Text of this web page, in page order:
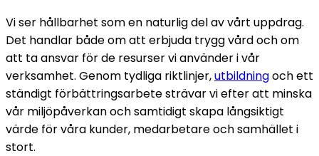
Vi ser hållbarhet som en naturlig del av vårt uppdrag.
Det handlar både om att erbjuda trygg vård och om
att ta ansvar för de resurser vi använder i vår
verksamhet. Genom tydliga riktlinjer, utbildning och ett
ständigt förbättringsarbete strävar vi efter att minska
vår miljöpåverkan och samtidigt skapa långsiktigt
värde för våra kunder, medarbetare och samhället i
stort.